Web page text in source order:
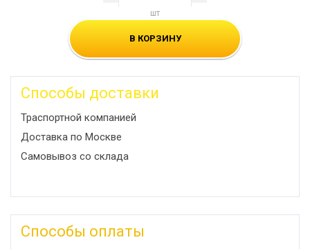
шт
В КОРЗИНУ
Способы доставки
Траспортной компанией
Доставка по Москве
Самовывоз со склада
Способы оплаты